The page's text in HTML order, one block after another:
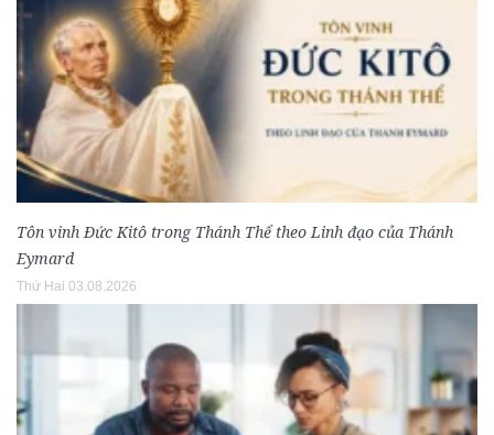
Tôn vinh Đức Kitô trong Thánh Thể theo Linh đạo của Thánh
Eymard
Thứ Hai 03.08.2026